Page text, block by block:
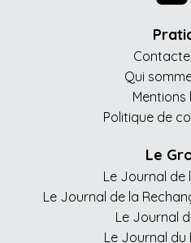
Qui
Mentions
Politique de
Le
Le Journal de
Le Journal de la
Le Journal
Le Journal du